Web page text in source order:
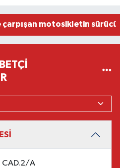
motosikletin
CAD.2/A